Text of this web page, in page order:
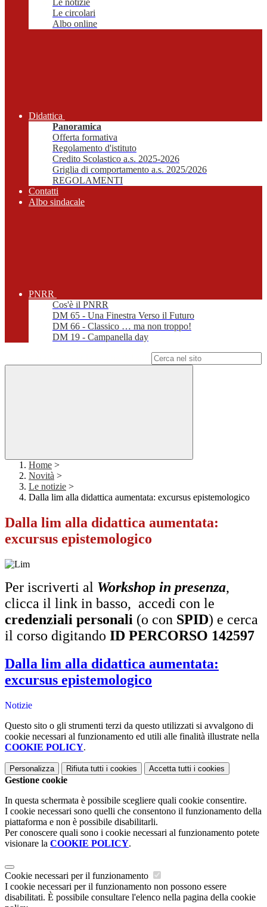
Le notizie
Le circolari
Albo online
Didattica
Panoramica
Offerta formativa
Regolamento d'istituto
Credito Scolastico a.s. 2025-2026
Griglia di comportamento a.s. 2025/2026
REGOLAMENTI
Contatti
Albo sindacale
PNRR
Cos'è il PNRR
DM 65 - Una Finestra Verso il Futuro
DM 66 - Classico … ma non troppo!
DM 19 - Campanella day
Home >
Novità >
Le notizie >
Dalla lim alla didattica aumentata: excursus epistemologico
Dalla lim alla didattica aumentata:
excursus epistemologico
Per iscriverti al Workshop in presenza,
clicca il link in basso, accedi con le
credenziali personali (o con SPID) e cerca
il corso digitando ID PERCORSO 142597
Dalla lim alla didattica aumentata:
excursus epistemologico
Notizie
Questo sito o gli strumenti terzi da questo utilizzati si avvalgono di
cookie necessari al funzionamento ed utili alle finalità illustrate nella
COOKIE POLICY.
Personalizza Rifiuta tutti i cookies Accetta tutti i cookies
Gestione cookie
In questa schermata è possibile scegliere quali cookie consentire.
I cookie necessari sono quelli che consentono il funzionamento della
piattaforma e non è possibile disabilitarli.
Per conoscere quali sono i cookie necessari al funzionamento potete
visionare la COOKIE POLICY.
Cookie necessari per il funzionamento
I cookie necessari per il funzionamento non possono essere
disabilitati. È possibile consultare l'elenco nella pagina della cookie